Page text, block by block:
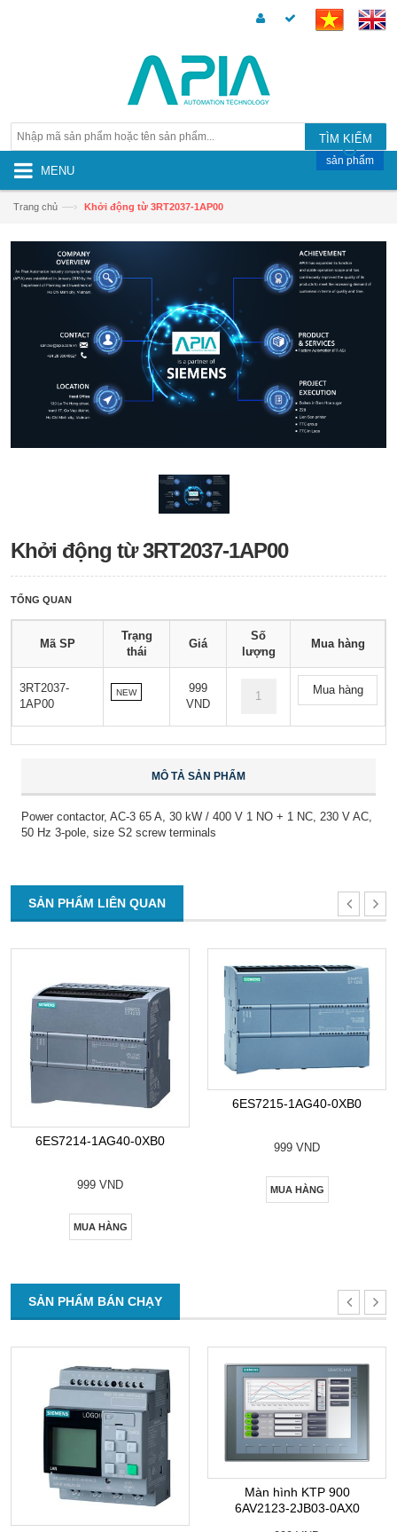
TÌM KIẾM
MENU
sản phẩm
Trang chủ —› Khởi động từ 3RT2037-1AP00
Khởi động từ 3RT2037-1AP00
TỔNG QUAN
Mã SP
Trạng
thái
Giá
Số
lượng
Mua hàng
3RT2037-
1AP00
NEW
999
VND
Mua hàng
MÔ TẢ SẢN PHẨM
Power contactor, AC-3 65 A, 30 kW / 400 V 1 NO + 1 NC, 230 V AC,
50 Hz 3-pole, size S2 screw terminals
SẢN PHẨM LIÊN QUAN
6ES7214-1AG40-0XB0
999 VND
MUA HÀNG
6ES7215-1AG40-0XB0
999 VND
MUA HÀNG
SẢN PHẨM BÁN CHẠY
Màn hình KTP 900
6AV2123-2JB03-0AX0